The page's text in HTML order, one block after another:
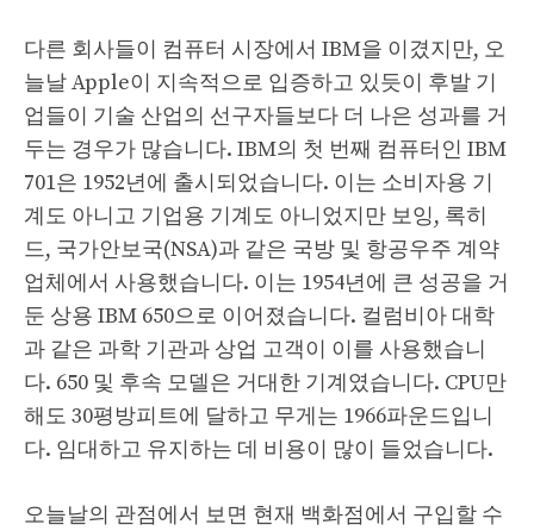
다른 회사들이 컴퓨터 시장에서 IBM을 이겼지만, 오
늘날 Apple이 지속적으로 입증하고 있듯이 후발 기
업들이 기술 산업의 선구자들보다 더 나은 성과를 거
두는 경우가 많습니다. IBM의 첫 번째 컴퓨터인 IBM
701은 1952년에 출시되었습니다. 이는 소비자용 기
계도 아니고 기업용 기계도 아니었지만 보잉, 록히
드, 국가안보국(NSA)과 같은 국방 및 항공우주 계약
업체에서 사용했습니다. 이는 1954년에 큰 성공을 거
둔 상용 IBM 650으로 이어졌습니다. 컬럼비아 대학
과 같은 과학 기관과 상업 고객이 이를 사용했습니
다. 650 및 후속 모델은 거대한 기계였습니다. CPU만
해도 30평방피트에 달하고 무게는 1966파운드입니
다. 임대하고 유지하는 데 비용이 많이 들었습니다.
오늘날의 관점에서 보면 현재 백화점에서 구입할 수